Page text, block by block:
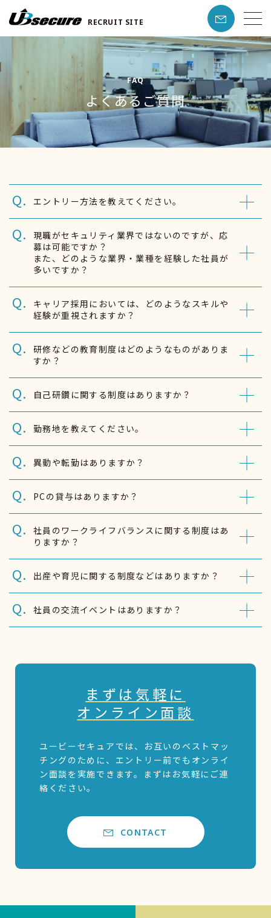
RECRUIT SITE
FAQ
よくあるご質問
エントリー方法を教えてください。
現職がセキュリティ業界ではないのですが、応
募は可能ですか？
また、どのような業界・業種を経験した社員が
多いですか？
キャリア採用においては、どのようなスキルや
経験が重視されますか？
研修などの教育制度はどのようなものがありま
すか？
自己研鑽に関する制度はありますか？
勤務地を教えてください。
異動や転勤はありますか？
PCの貸与はありますか？
社員のワークライフバランスに関する制度はあ
りますか？
出産や育児に関する制度などはありますか？
社員の交流イベントはありますか？
まずは気軽に
オンライン面談
ユービーセキュアでは、お互いのベストマッ
チングのために、エントリー前でもオンライ
ン面談を実施できます。まずはお気軽にご連
絡ください。
CONTACT